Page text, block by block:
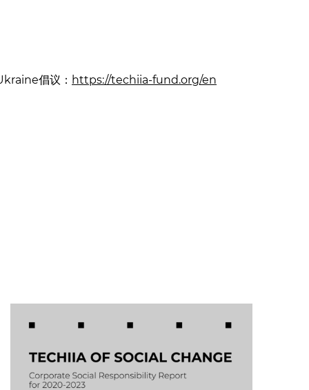
倡议： https://techiia-fund.org/en